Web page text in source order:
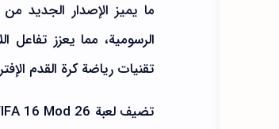
تقنيات رياضة كرة القدم